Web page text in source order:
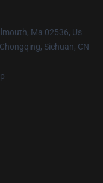
Ma 02536, Us
Sichuan, CN